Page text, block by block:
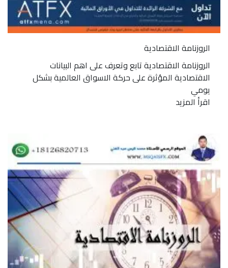
الروزنامة الاقتصادية
الروزنامة الاقتصادية تابع وتعرف على اهم البيانات
الاقتصادية المؤثرة على حركة الاسواق العالمية بشكل
يومي
اقرأ المزيد